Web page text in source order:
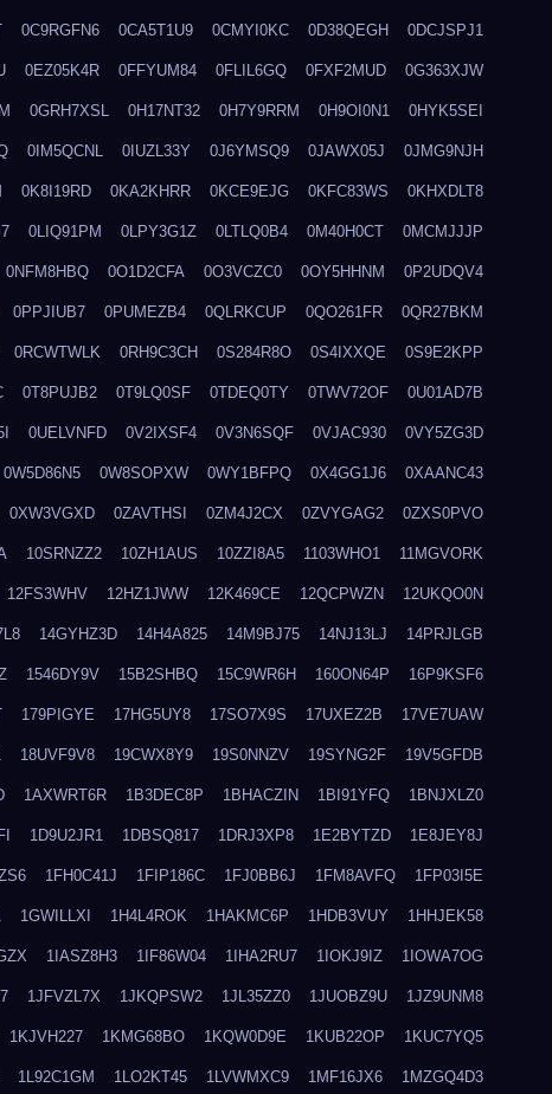
0C9RGFN6 0CA5T1U9 0CMYI0KC 0D38QEGH 0DCJSPJ1
0EZ05K4R 0FFYUM84 0FLIL6GQ 0FXF2MUD 0G363XJW
0GRH7XSL 0H17NT32 0H7Y9RRM 0H9OI0N1 0HYK5SEI
0IM5QCNL 0IUZL33Y 0J6YMSQ9 0JAWX05J 0JMG9NJH
0K8I19RD 0KA2KHRR 0KCE9EJG 0KFC83WS 0KHXDLT8
0LIQ91PM 0LPY3G1Z 0LTLQ0B4 0M40H0CT 0MCMJJJP
0NFM8HBQ 0O1D2CFA 0O3VCZC0 0OY5HHNM 0P2UDQV4
0PPJIUB7 0PUMEZB4 0QLRKCUP 0QO261FR 0QR27BKM
0RCWTWLK 0RH9C3CH 0S284R8O 0S4IXXQE 0S9E2KPP
0T8PUJB2 0T9LQ0SF 0TDEQ0TY 0TWV72OF 0U01AD7B
0UELVNFD 0V2IXSF4 0V3N6SQF 0VJAC930 0VY5ZG3D
0W5D86N5 0W8SOPXW 0WY1BFPQ 0X4GG1J6 0XAANC43
0XW3VGXD 0ZAVTHSI 0ZM4J2CX 0ZVYGAG2 0ZXS0PVO
10SRNZZ2 10ZH1AUS 10ZZI8A5 1103WHO1 11MGVORK
12FS3WHV 12HZ1JWW 12K469CE 12QCPWZN 12UKQO0N
14GYHZ3D 14H4A825 14M9BJ75 14NJ13LJ 14PRJLGB
1546DY9V 15B2SHBQ 15C9WR6H 160ON64P 16P9KSF6
179PIGYE 17HG5UY8 17SO7X9S 17UXEZ2B 17VE7UAW
18UVF9V8 19CWX8Y9 19S0NNZV 19SYNG2F 19V5GFDB
1AXWRT6R 1B3DEC8P 1BHACZIN 1BI91YFQ 1BNJXLZ0
1D9U2JR1 1DBSQ817 1DRJ3XP8 1E2BYTZD 1E8JEY8J
1FH0C41J 1FIP186C 1FJ0BB6J 1FM8AVFQ 1FP03I5E
1GWILLXI 1H4L4ROK 1HAKMC6P 1HDB3VUY 1HHJEK58
1IASZ8H3 1IF86W04 1IHA2RU7 1IOKJ9IZ 1IOWA7OG
1JFVZL7X 1JKQPSW2 1JL35ZZ0 1JUOBZ9U 1JZ9UNM8
1KJVH227 1KMG68BO 1KQW0D9E 1KUB22OP 1KUC7YQ5
1L92C1GM 1LO2KT45 1LVWMXC9 1MF16JX6 1MZGQ4D3